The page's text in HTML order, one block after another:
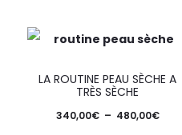
LA ROUTINE PEAU SÈCHE A
TRÈS SÈCHE
340,00€ – 480,00€